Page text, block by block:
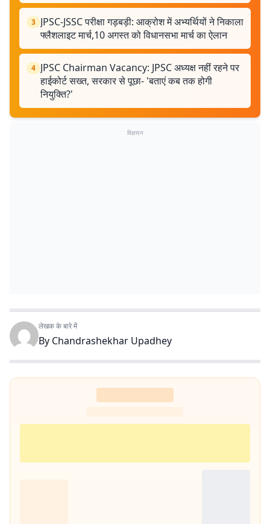
3 JPSC-JSSC परीक्षा गड़बड़ी: आक्रोश में अभ्यर्थियों ने निकाला
फ्लैशलाइट मार्च,10 अगस्त को विधानसभा मार्च का ऐलान
4 JPSC Chairman Vacancy: JPSC अध्यक्ष नहीं रहने पर
हाईकोर्ट सख्त, सरकार से पूछा- 'बताएं कब तक होगी
नियुक्ति?'
विज्ञापन
लेखक के बारे में
By Chandrashekhar Upadhey